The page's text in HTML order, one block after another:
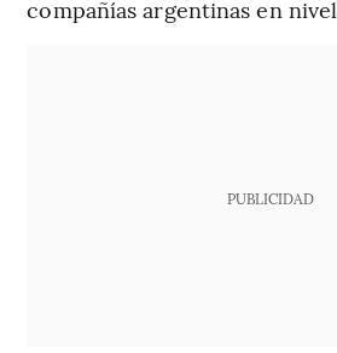
compañías argentinas en
PUBLICIDAD